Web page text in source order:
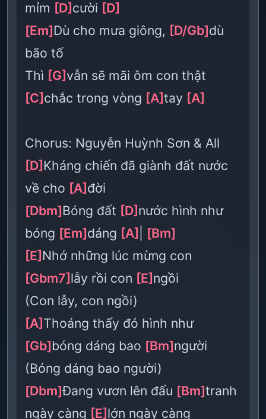
mỉm [D]cười [D]
[Em]Dù cho mưa giông, [D/Gb]dù
bão tố
Thì [G]vẫn sẽ mãi ôm con thật
[C]chắc trong vòng [A]tay [A]
Chorus: Nguyễn Huỳnh Sơn & All
[D]Kháng chiến đã giành đất nước
về cho [A]đời
[Dbm]Bóng đất [D]nước hình như
bóng [Em]dáng [A]
[Bm]
[E]Nhớ những lúc mừng con
[Gbm7]lẫy rồi con [E]ngồi
(Con lẫy, con ngồi)
[A]Thoáng thấy đó hình như
[Gb]bóng dáng bao [Bm]người
(Bóng dáng bao người)
[Dbm]Đang vươn lên đấu [Bm]tranh
ngày càng [E]lớn ngày càng